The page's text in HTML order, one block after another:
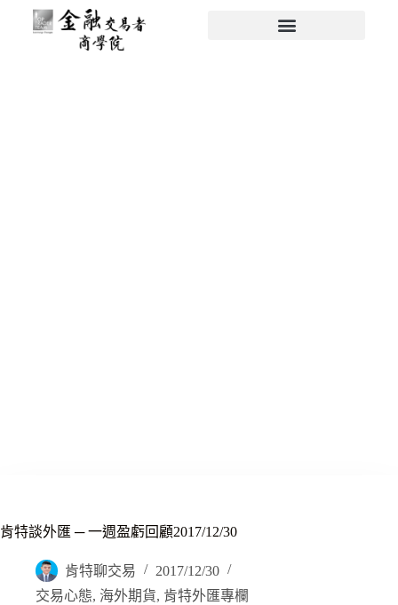
肯特談外匯 ─ 一週盈虧回顧2017/12/30
肯特聊交易
2017/12/30
交易心態, 海外期貨, 肯特外匯專欄